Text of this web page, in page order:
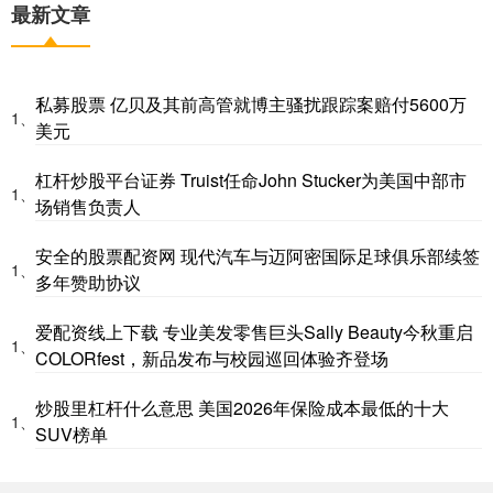
最新文章
1、
私募股票 亿贝及其前高管就博主骚扰跟踪案赔付5600万
美元
1、
杠杆炒股平台证券 Truist任命John Stucker为美国中部市
场销售负责人
1、
安全的股票配资网 现代汽车与迈阿密国际足球俱乐部续签
多年赞助协议
1、
爱配资线上下载 专业美发零售巨头Sally Beauty今秋重启
COLORfest，新品发布与校园巡回体验齐登场
1、
炒股里杠杆什么意思 美国2026年保险成本最低的十大
SUV榜单